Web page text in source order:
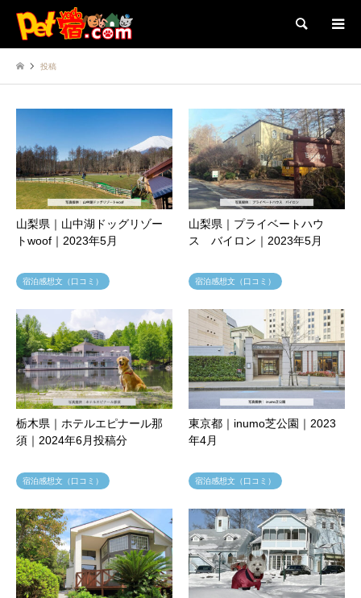
検索
投稿
山梨県｜山中湖ドッグリゾー
トwoof｜2023年5月
宿泊感想文（口コミ）
山梨県｜プライベートハウ
ス バイロン｜2023年5月
宿泊感想文（口コミ）
栃木県｜ホテルエピナール那
須｜2024年6月投稿分
宿泊感想文（口コミ）
東京都｜inumo芝公園｜2023
年4月
宿泊感想文（口コミ）